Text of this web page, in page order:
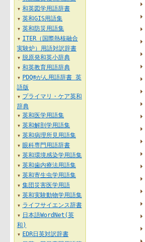
▼ 和英図学用語辞書
▼ 英和GIS用語集
▼ 英和防災用語集
▼
ITER（国際熱核融合
実験炉）用語対訳辞書
▼ 脱原発和英小辞典
▼ 和英教育用語辞典
▼
PDQ®がん用語辞書 英
語版
▼
プライマリ・ケア英和
辞典
▼ 英和医学用語集
▼ 英和解剖学用語集
▼ 英和病理所見用語集
▼ 眼科専門用語辞書
▼ 英和環境感染学用語集
▼ 英和歯内療法用語集
▼ 英和寄生虫学用語集
▼ 集団災害医学用語
▼ 英和実験動物学用語集
▼ ライフサイエンス辞書
▼
日本語WordNet(英
和)
▼ EDR日英対訳辞書